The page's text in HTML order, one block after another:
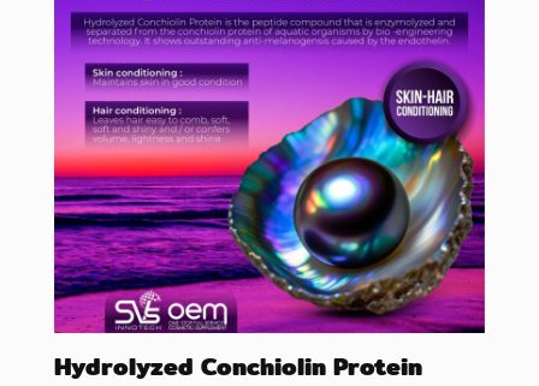
Hydrolyzed Conchiolin Protein